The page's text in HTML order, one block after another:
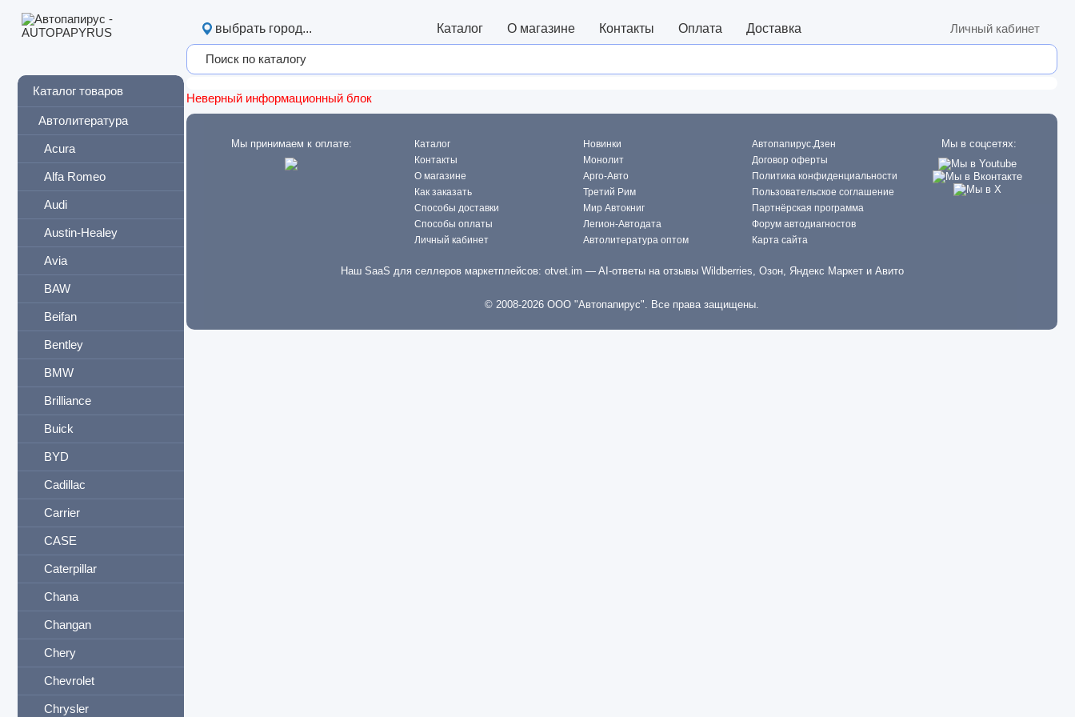
Каталог товаров
Автолитература
Acura
Alfa Romeo
Audi
Austin-Healey
Avia
BAW
Beifan
Bentley
BMW
Brilliance
Buick
BYD
Cadillac
Carrier
CASE
Caterpillar
Chana
Changan
Chery
Chevrolet
Chrysler
выбрать город... Каталог О магазине Контакты Оплата Доставка Личный кабинет
Неверный информационный блок
Мы принимаем к оплате:
Каталог
Контакты
О магазине
Как заказать
Способы доставки
Способы оплаты
Личный кабинет
Новинки
Монолит
Арго-Авто
Третий Рим
Мир Автокниг
Легион-Автодата
Автолитература оптом
Автопапирус.Дзен
Договор оферты
Политика конфиденциальности
Пользовательское соглашение
Партнёрская программа
Форум автодиагностов
Карта сайта
Мы в соцсетях:
Наш SaaS для селлеров маркетплейсов: otvet.im — AI-ответы на отзывы Wildberries, Озон, Яндекс Маркет и Авито
© 2008-2026 ООО "Автопапирус". Все права защищены.